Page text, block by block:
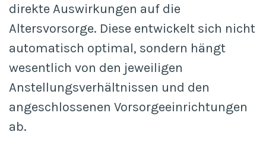
direkte Auswirkungen auf die
Altersvorsorge. Diese entwickelt sich nicht
automatisch optimal, sondern hängt
wesentlich von den jeweiligen
Anstellungsverhältnissen und den
angeschlossenen Vorsorgeeinrichtungen
ab.